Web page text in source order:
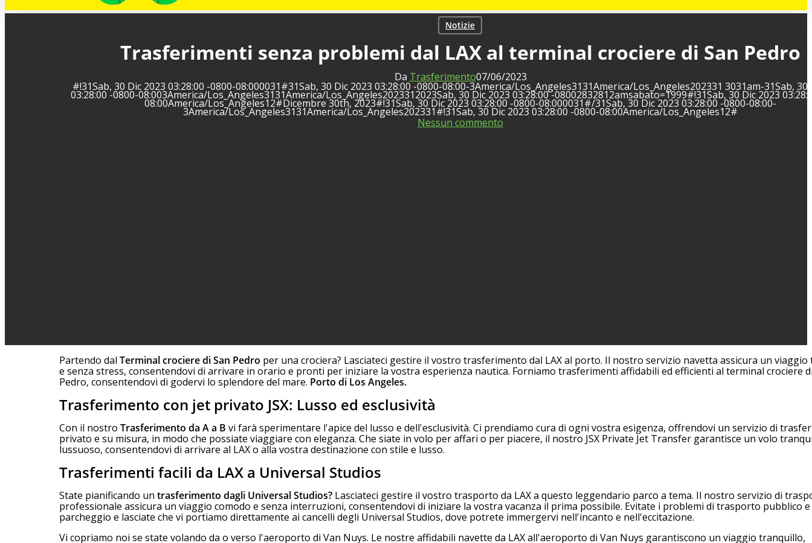
Notizie
Trasferimenti senza problemi dal LAX al terminal crociere di San Pedro
Da Trasferimento07/06/2023
#!31Sab, 30 Dic 2023 03:28:00 -0800-08:000031#31Sab, 30 Dic 2023 03:28:00 -0800-08:00-3America/Los_Angeles3131America/Los_Angeles202331 3031am-31Sab, 30
03:28:00 -0800-08:003America/Los_Angeles3131America/Los_Angeles2023312023Sab, 30 Dic 2023 03:28:00 -08002832812amsabato=1999#!31Sab, 30 Dic 2023
08:00America/Los_Angeles12#Dicembre 30th, 2023#!31Sab, 30 Dic 2023 03:28:00 -0800-08:000031#/31Sab, 30 Dic 2023 03:28:00 -0800-08:00-
3America/Los_Angeles3131America/Los_Angeles202331#!31Sab, 30 Dic 2023 03:28:00 -0800-08:00America/Los_Angeles12#
Nessun commento
Partendo dal Terminal crociere di San Pedro per una crociera? Lasciateci gestire il vostro trasferimento dal LAX al porto. Il nostro servizio navetta assicura un
e senza stress, consentendovi di arrivare in orario e pronti per iniziare la vostra esperienza nautica. Forniamo trasferimenti affidabili ed efficienti al terminal crociere
Pedro, consentendovi di godervi lo splendore del mare. Porto di Los Angeles.
Trasferimento con jet privato JSX: Lusso ed esclusività
Con il nostro Trasferimento da A a B vi farà sperimentare l'apice del lusso e dell'esclusività. Ci prendiamo cura di ogni vostra esigenza, offrendovi un servizio di
privato e su misura, in modo che possiate viaggiare con eleganza. Che siate in volo per affari o per piacere, il nostro JSX Private Jet Transfer garantisce un volo
lussuoso, consentendovi di arrivare al LAX o alla vostra destinazione con stile e lusso.
Trasferimenti facili da LAX a Universal Studios
State pianificando un trasferimento dagli Universal Studios? Lasciateci gestire il vostro trasporto da LAX a questo leggendario parco a tema. Il nostro servizio di
professionale assicura un viaggio comodo e senza interruzioni, consentendovi di iniziare la vostra vacanza il prima possibile. Evitate i problemi di trasporto pubblico e
parcheggio e lasciate che vi portiamo direttamente ai cancelli degli Universal Studios, dove potrete immergervi nell'incanto e nell'eccitazione.
Vi copriamo noi se state volando da o verso l'aeroporto di Van Nuys. Le nostre affidabili navette da LAX all'aeroporto di Van Nuys garantiscono un viaggio tranquillo,